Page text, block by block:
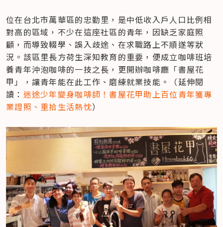
位在台北市萬華區的忠勤里，是中低收入戶人口比例相
對高的區域，不少在這座社區的青年，因缺乏家庭照
顧，而導致輟學、誤入歧途、在求職路上不順遂等狀
況。該區里長方荷生深知教育的重要，便成立咖啡班培
養青年沖泡咖啡的一技之長，更開辦咖啡廳「書屋花
甲」，讓青年能在此工作、磨練就業技能。（延伸閱
讀： 迷途少年變身咖啡師！書屋花甲助上百位青年獲專
業證照、重拾生活熱忱）